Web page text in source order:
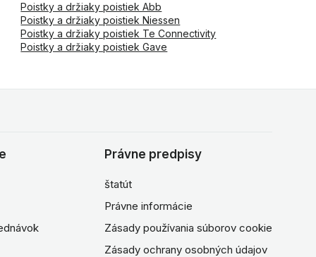
Poistky a držiaky poistiek Abb
Poistky a držiaky poistiek Niessen
Poistky a držiaky poistiek Te Connectivity
Poistky a držiaky poistiek Gave
Právne predpisy
štatút
Právne informácie
Zásady používania súborov cookie
Zásady ochrany osobných údajov